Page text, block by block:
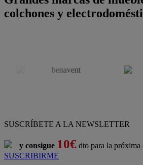
colchones y
SUSCRÍBETE A LA NEWSLETTER
y consigue 10€ dto para la próxima
SUSCRIBIRME